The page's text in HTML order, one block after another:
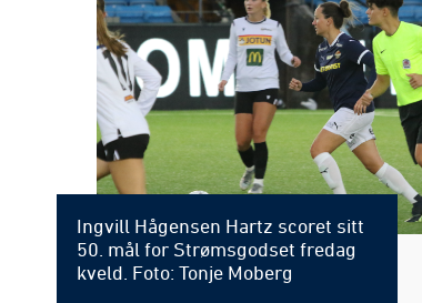
Ingvill Hågensen Hartz scoret sitt
50. mål for Strømsgodset fredag
kveld. Foto: Tonje Moberg